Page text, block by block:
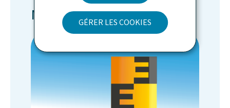
GÉRER LES COOKIES
Meine Pegel App